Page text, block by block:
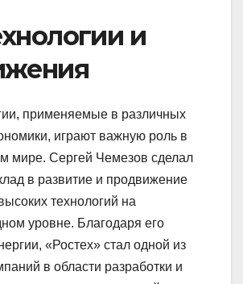
и
применяемые в различных
играют важную роль в
мире. Сергей Чемезов сделал
в развитие и продвижение
технологий на
уровне. Благодаря его
«Ростех» стал одной из
в области разработки и